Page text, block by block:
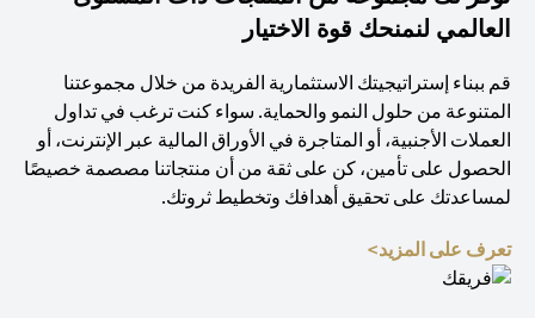
العالمي لنمنحك قوة الاختيار
قم ببناء إستراتيجيتك الاستثمارية الفريدة من خلال مجموعتنا
المتنوعة من حلول النمو والحماية. سواء كنت ترغب في تداول
العملات الأجنبية، أو المتاجرة في الأوراق المالية عبر الإنترنت، أو
الحصول على تأمين، كن على ثقة من أن منتجاتنا مصصمة خصيصًا
لمساعدتك على تحقيق أهدافك وتخطيط ثروتك.
تعرف على المزيد>